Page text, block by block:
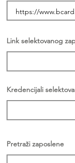
Link selektovanog
Kredencijali
Pretraži zaposlene